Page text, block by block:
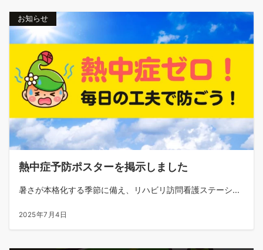
お知らせ
熱中症予防ポスターを掲示しました
暑さが本格化する季節に備え、リハビリ訪問看護ステーシ...
2025年7月4日